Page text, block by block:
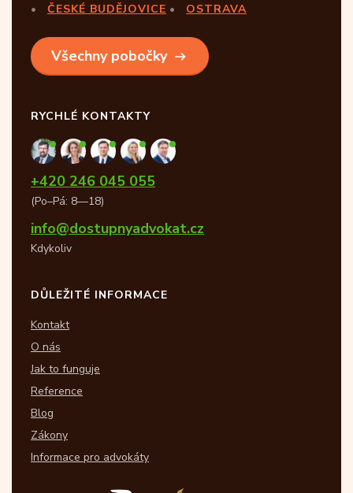
ČESKÉ BUDĚJOVICE
OSTRAVA
Všechny pobočky
RYCHLÉ KONTAKTY
+420 246 045 055
(Po–Pá: 8—18)
info@dostupnyadvokat.cz
Kdykoliv
DŮLEŽITÉ INFORMACE
Kontakt
O nás
Jak to funguje
Reference
Blog
Zákony
Informace pro advokáty